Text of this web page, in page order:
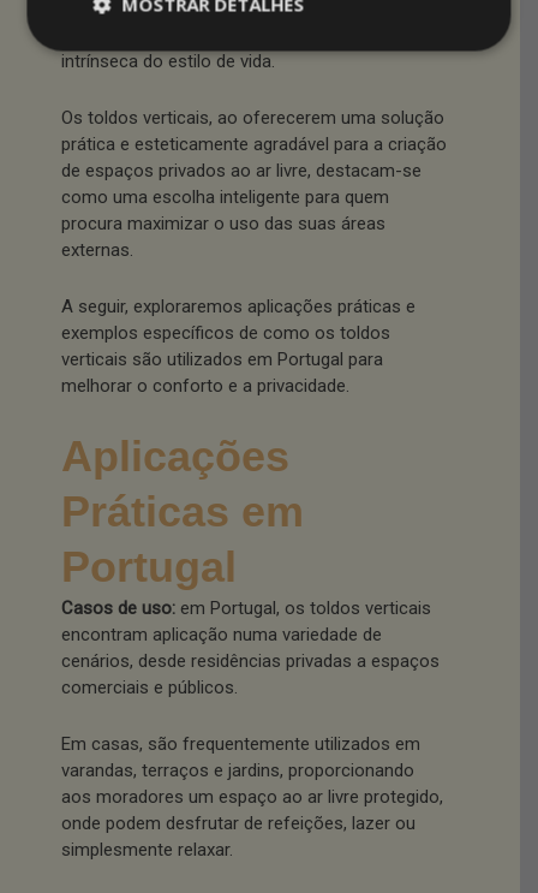
num contexto social e cultural como o de
intrínseca do estilo de vida.
Os toldos verticais, ao oferecerem uma solução
prática e esteticamente agradável para a criação
de espaços privados ao ar livre, destacam-se
como uma escolha inteligente para quem
procura maximizar o uso das suas áreas
externas.
A seguir, exploraremos aplicações práticas e
exemplos específicos de como os toldos
verticais são utilizados em Portugal para
melhorar o conforto e a privacidade.
Aplicações
Práticas em
Portugal
Casos de uso: em Portugal, os toldos verticais
encontram aplicação numa variedade de
cenários, desde residências privadas a espaços
comerciais e públicos.
Em casas, são frequentemente utilizados em
varandas, terraços e jardins, proporcionando
aos moradores um espaço ao ar livre protegido,
onde podem desfrutar de refeições, lazer ou
simplesmente relaxar.